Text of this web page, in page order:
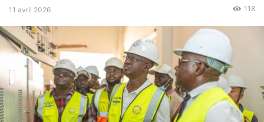
11 avril 2026 118